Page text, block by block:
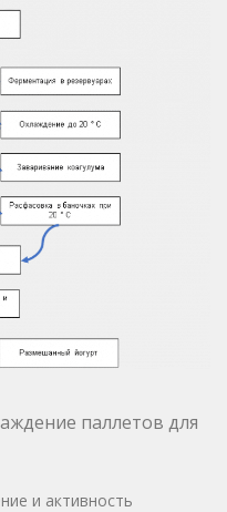
паллетов для
и активность